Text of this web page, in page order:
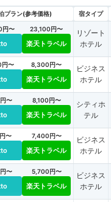
プラン(参考価格) 宿タイプ
〜 23,100円〜
楽天トラベル
リゾート
ホテル
〜 8,300円〜
楽天トラベル
ビジネス
ホテル
〜 8,100円〜
楽天トラベル
シティホ
テル
〜 7,400円〜
楽天トラベル
ビジネス
ホテル
〜 5,700円〜
楽天トラベル
ビジネス
ホテル